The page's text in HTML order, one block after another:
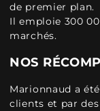
de premier plan.
Il emploie 300
marchés.
NOS
Marionnaud a
clients et par